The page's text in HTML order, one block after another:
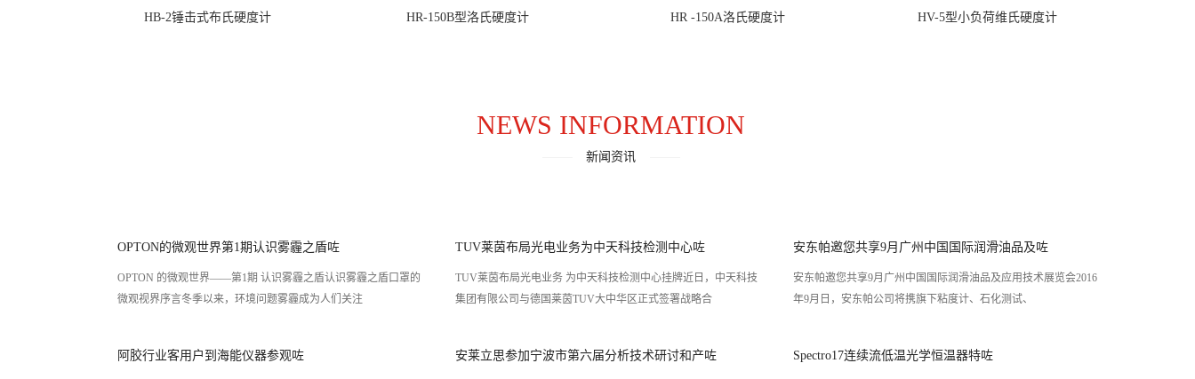
HB-2锤击式布氏硬度计 HR-150B型洛氏硬度计 HR -150A洛氏硬度计 HV-5型小负荷维氏硬度计
NEWS INFORMATION
新闻资讯
OPTON的微观世界第1期认识雾霾之盾咗
OPTON 的微观世界——第1期 认识雾霾之盾认识雾霾之盾口罩的
微观视界序言冬季以来，环境问题雾霾成为人们关注
TUV莱茵布局光电业务为中天科技检测中心咗
TUV莱茵布局光电业务 为中天科技检测中心挂牌近日，中天科技
集团有限公司与德国莱茵TUV大中华区正式签署战略合
安东帕邀您共享9月广州中国国际润滑油品及咗
安东帕邀您共享9月广州中国国际润滑油品及应用技术展览会2016
年9月日，安东帕公司将携旗下粘度计、石化测试、
阿胶行业客用户到海能仪器参观咗 安莱立思参加宁波市第六届分析技术研讨和产咗 Spectro17连续流低温光学恒温器特咗